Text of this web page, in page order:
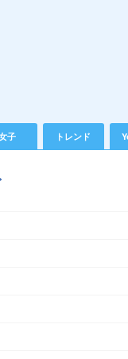
子 トレンド